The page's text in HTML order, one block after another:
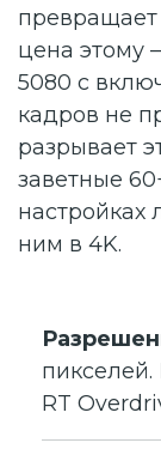
превращает
цена этому
5080 с
кадров не
разрывает
заветные
настройках
ним в 4K.
пикселей.
RT